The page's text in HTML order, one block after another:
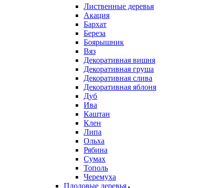
Лиственные деревья
Акация
Бархат
Береза
Боярышник
Вяз
Декоративная вишня
Декоративная груша
Декоративная слива
Декоративная яблоня
Дуб
Ива
Каштан
Клен
Липа
Ольха
Рябина
Сумах
Тополь
Черемуха
Плодовые деревья